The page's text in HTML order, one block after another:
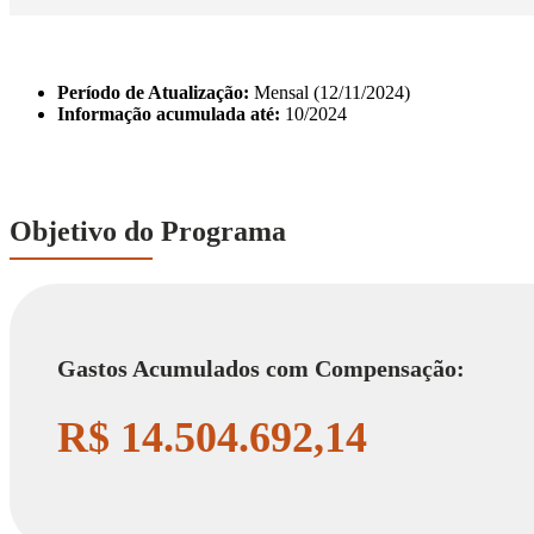
Período de Atualização: Mensal (12/11/2024)
Informação acumulada até: 10/2024
Objetivo do Programa
Gastos Acumulados com Compensação:
R$ 14.504.692,14